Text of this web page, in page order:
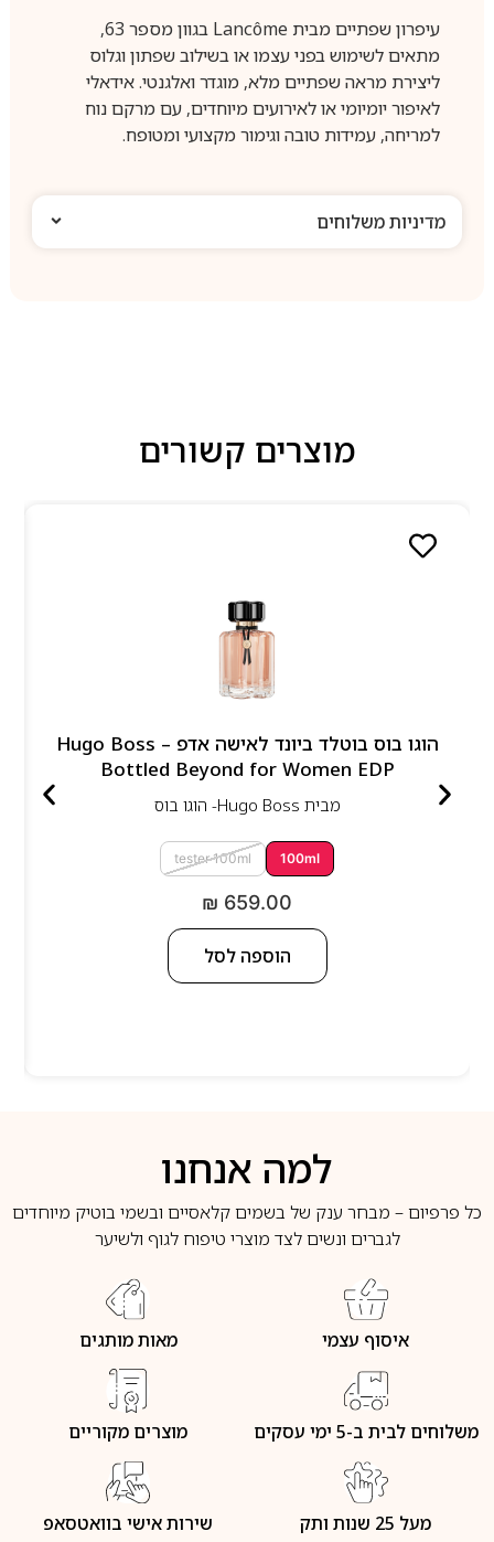
עיפרון שפתיים מבית Lancôme בגוון מספר 63,
מתאים לשימוש בפני עצמו או בשילוב שפתון וגלוס
ליצירת מראה שפתיים מלא, מוגדר ואלגנטי. אידאלי
לאיפור יומיומי או לאירועים מיוחדים, עם מרקם נוח
למריחה, עמידות טובה וגימור מקצועי ומטופח.
מדיניות משלוחים
מוצרים קשורים
הוגו בוס בוטלד ביונד לאישה אדפ – Hugo Boss
Bottled Beyond for Women EDP
מבית Hugo Boss- הוגו בוס
100ml
tester 100ml
₪ 659.00
הוספה לסל
למה אנחנו
כל פרפיום – מבחר ענק של בשמים קלאסיים ובשמי בוטיק מיוחדים
לגברים ונשים לצד מוצרי טיפוח לגוף ולשיער
איסוף עצמי מאות מותגים
משלוחים לבית ב-5 ימי עסקים מוצרים מקוריים
מעל 25 שנות ותק שירות אישי בוואטסאפ